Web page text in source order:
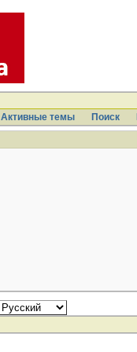
Активные темы Поиcк